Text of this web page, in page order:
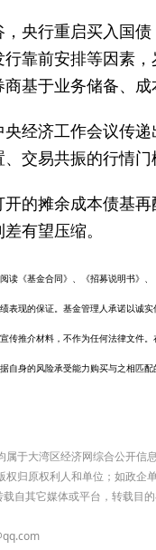
央行重启买入国
靠前安排等因素
基于业务储备、成
经济工作会议传
交易共振的行情门
的摊余成本债基
有望压缩。
读《基金合同》、《招募说明书
表现的保证。基金管理人承诺以
传推介材料，不作为任何法律文
身的风险承受能力购买与之相匹配
于大湾区经济网综合公开
归原权利人和单位；如政企
自其它媒体或平台，转载目